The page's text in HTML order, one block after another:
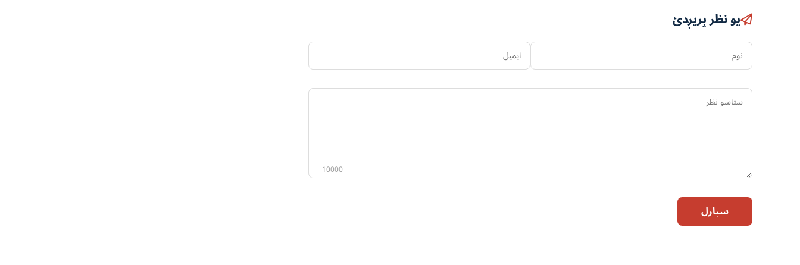
یو نظر پریږدئ
نوم ایمیل
ستاسو
10000
سپارل